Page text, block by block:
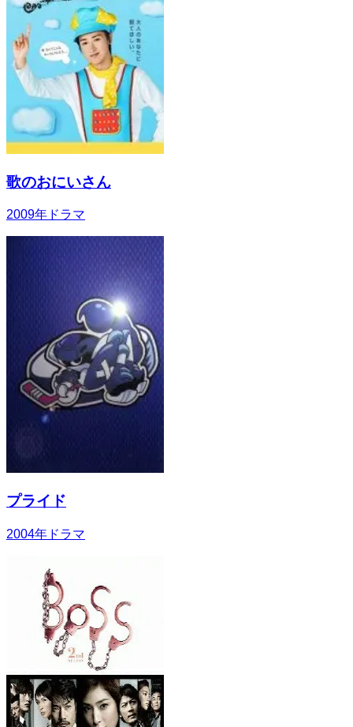
歌のおにいさん
2009年 ドラマ
プライド
2004年 ドラマ